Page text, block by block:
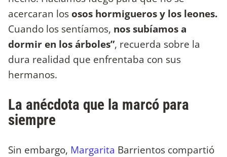
acercaran los osos hormigueros y los leones.
Cuando los sentíamos, nos subíamos a
dormir en los árboles”, recuerda sobre la
dura realidad que enfrentaba con sus
hermanos.
La anécdota que la marcó para
siempre
Sin embargo, Margarita Barrientos compartió